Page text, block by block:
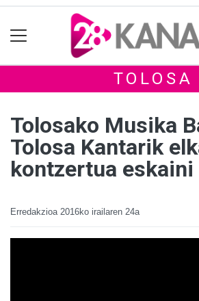
TOLOSA
Tolosako Musika
Tolosa Kantarik
kontzertua eskaini
Erredakzioa 2016ko irailaren 24a